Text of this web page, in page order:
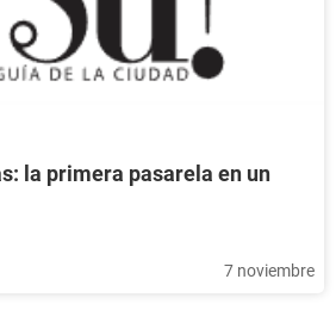
la primera pasarela en un
7 noviembre